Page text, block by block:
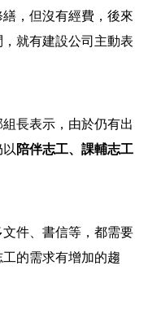
，但沒有經費，後來
就有建設公司主動表
長表示，由於仍有出
陪伴志工、課輔志工
文件、書信等，都需要
的需求有增加的趨